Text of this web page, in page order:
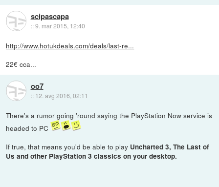
scipascapa
::9. mar 2015, 12:40
http://www.hotukdeals.com/deals/last-re...
22€ cca...
oo7
:: 12. avg 2016, 02:11
There's a rumor going 'round saying the PlayStation Now service is
headed to PC
If true, that means you'd be able to play Uncharted 3, The Last of
Us and other PlayStation 3 classics on your desktop.